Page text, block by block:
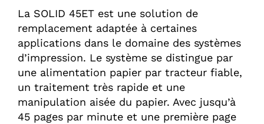
La SOLID 45ET est une solution de
remplacement adaptée à certaines
applications dans le domaine des systèmes
d’impression. Le système se distingue par
une alimentation papier par tracteur fiable,
un traitement très rapide et une
manipulation aisée du papier. Avec jusqu’à
45 pages par minute et une première page